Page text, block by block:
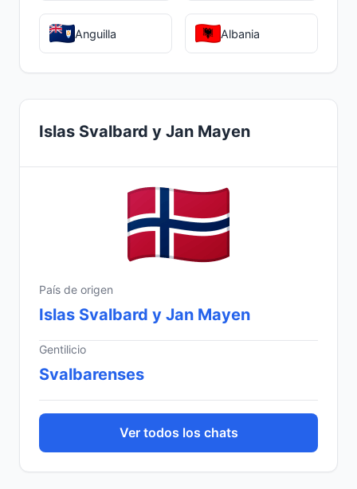
Anguilla Albania
Islas Svalbard y Jan Mayen
País de origen
Islas Svalbard y Jan Mayen
Gentilicio
Svalbarenses
Ver todos los chats